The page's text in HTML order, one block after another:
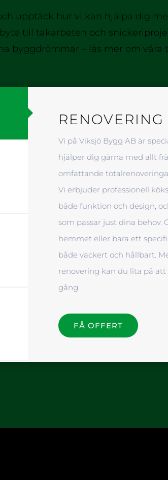
upptäck hur vi kan hjälpa dig
till takarbeten och
byggdrömmar – läs mer om våra
RENOVERING
Vi på Viksjö Bygg AB är
hjälper dig gärna med allt
omfattande
Vi erbjuder professionell
både funktion och design,
som passar just dina behov.
hemmet eller bara ett
både vackert och hållbart.
renovering kan du lita på att
gång.
FÅ OFFERT